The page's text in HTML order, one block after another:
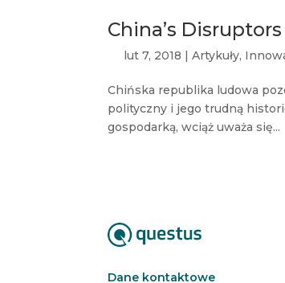
China’s
lut 7, 2018 |Artykuły,
Chińska republika ludowa
polityczny i jego trudną
gospodarką, wciąż uważa się...
Dane kontaktowe